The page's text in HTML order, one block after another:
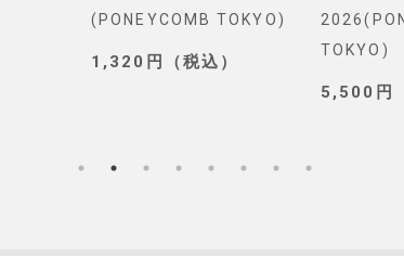
(PONEYCOMB TOKYO)
1,320円（税込）
TOKYO)
5,500円